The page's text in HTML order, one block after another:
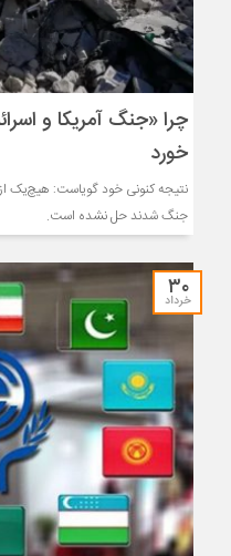
چرا «جنگ آمریکا و
خورد
نتیجه کنونی خود گویاست: هیچ‌یک از
جنگ شدند حل نشده است.
۳۰
خرداد